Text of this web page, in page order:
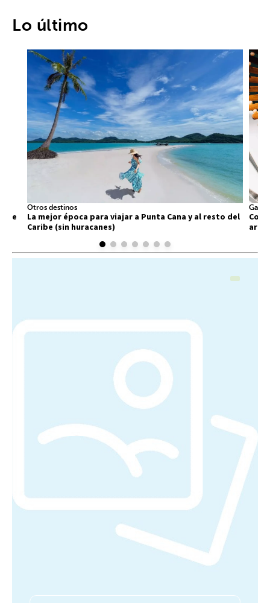
Lo último
Otros destinos
La mejor época para viajar a Punta Cana y al resto del
Caribe (sin huracanes)